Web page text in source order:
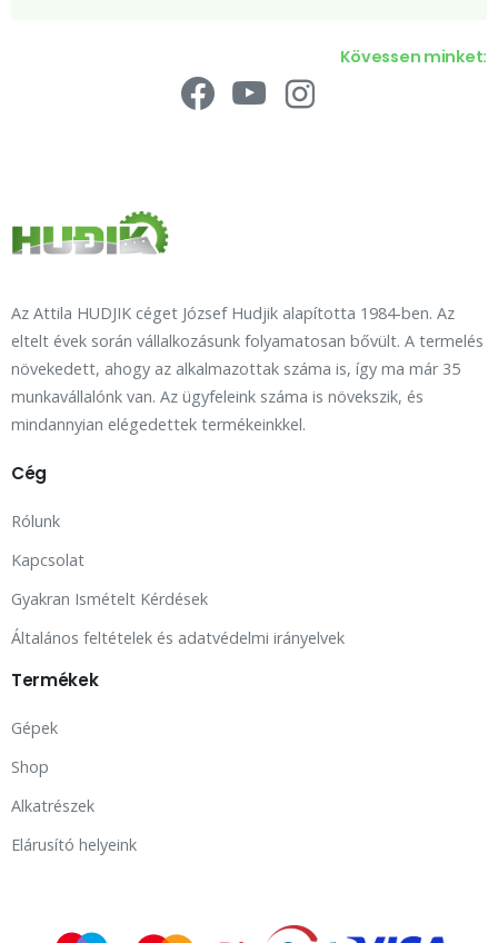
Kövessen minket:
Az Attila HUDJIK céget József Hudjik alapította 1984-ben. Az
eltelt évek során vállalkozásunk folyamatosan bővült. A termelés
növekedett, ahogy az alkalmazottak száma is, így ma már 35
munkavállalónk van. Az ügyfeleink száma is növekszik, és
mindannyian elégedettek termékeinkkel.
Cég
Rólunk
Kapcsolat
Gyakran Ismételt Kérdések
Általános feltételek és adatvédelmi irányelvek
Termékek
Gépek
Shop
Alkatrészek
Elárusító helyeink